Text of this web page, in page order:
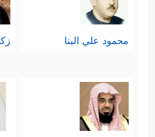
محمود علي البنا